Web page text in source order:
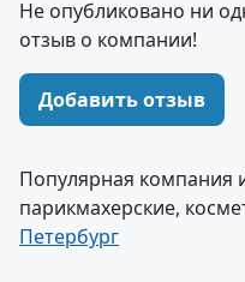
Не опубликовано ни
отзыв о компании!
Добавить отзыв
Популярная компания
парикмахерские,
Петербург